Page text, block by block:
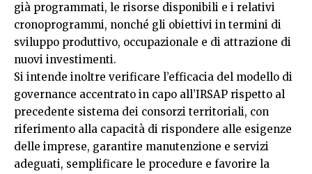
già programmati, le risorse disponibili e i relativi
cronoprogrammi, nonché gli obiettivi in termini di
sviluppo produttivo, occupazionale e di attrazione di
nuovi investimenti.
Si intende inoltre verificare l’efficacia del modello di
governance accentrato in capo all’IRSAP rispetto al
precedente sistema dei consorzi territoriali, con
riferimento alla capacità di rispondere alle esigenze
delle imprese, garantire manutenzione e servizi
adeguati, semplificare le procedure e favorire la